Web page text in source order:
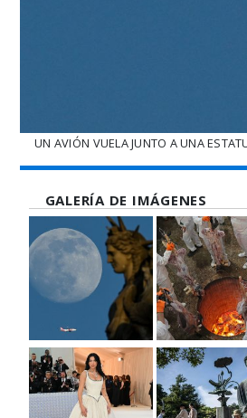
UN AVIÓN VUELA JUNTO A UNA
GALERÍA DE IMÁGENES